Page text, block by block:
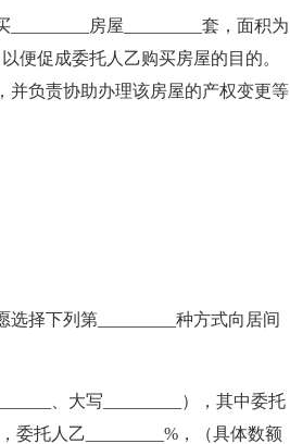
_________房屋_________套，面积为
便促成委托人乙购买房屋的目的。
并负责协助办理该房屋的产权变更等
择下列第_________种方式向居间
、大写_________），其中委托
委托人乙_________%，（具体数额